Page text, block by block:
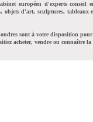
européen d'experts conseil
objets d'art, sculptures, tableaux
sont à votre disposition
acheter, vendre ou connaître